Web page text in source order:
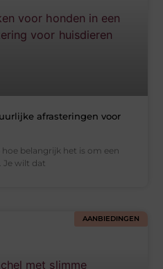
afrasteringen voor
belangrijk het is om een
Je wilt dat
AANBIEDINGEN